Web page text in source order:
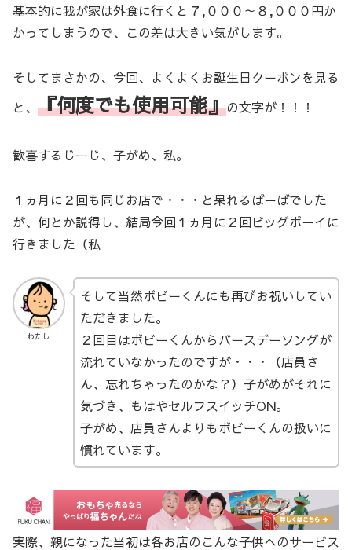
基本的に我が家は外食に行くと７,０００～８,０００円か
かってしまうので、この差は大きい気がします。
そしてまさかの、今回、よくよくお誕生日クーポンを見る
と、 『何度でも使用可能』の文字が！！！
歓喜するじーじ、子がめ、私。
１ヵ月に２回も同じお店で・・・と呆れるばーばでした
が、何とか説得し、結局今回１ヵ月に２回ビッグボーイに
行きました（私
わたし
そして当然ボビーくんにも再びお祝いしてい
ただきました。
２回目はボビーくんからバースデーソングが
流れていなかったのですが・・・（店員さ
ん、忘れちゃったのかな？）子がめがそれに
気づき、もはやセルフスイッチON。
子がめ、店員さんよりもボビーくんの扱いに
慣れています。
実際、親になった当初は各お店のこんな子供へのサービス